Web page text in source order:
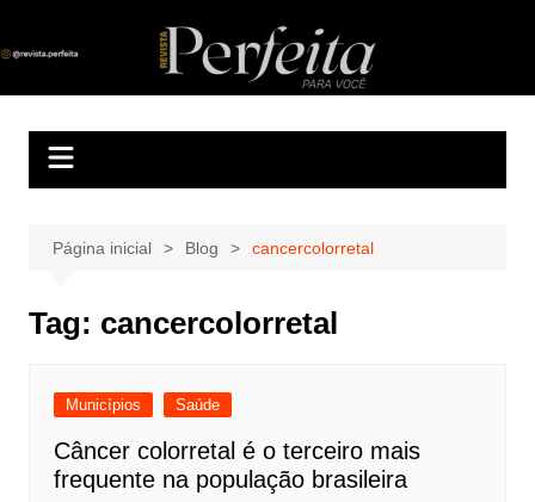
Revista Perfeita
A melhor revista eletrônica do interior de Sergipe
Página inicial Blog cancercolorretal
Tag: cancercolorretal
Municípios Saúde
Câncer colorretal é o terceiro mais
frequente na população brasileira